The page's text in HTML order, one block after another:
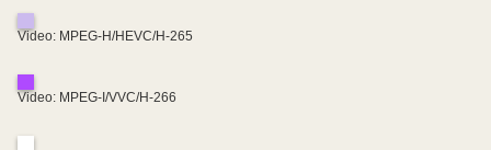
Video: MPEG-H/HEVC/H-265
Video: MPEG-I/VVC/H-266